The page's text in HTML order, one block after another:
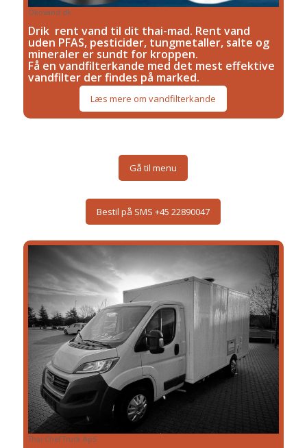
Okovand.dk
Drik rent vand til dit thai-mad. Rent vand
uden PFAS, pesticider, tungmetaller, salte og
mineraler er sundt for kroppen.
Få en vandfilterkande med det mest effektive
vandfilter der findes på marked.
Læs mere om vandfilterkande
Gå til menu
Bestil på SMS +45 22890047
Thai Chef Truck ApS